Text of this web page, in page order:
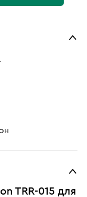
TRR-015 для